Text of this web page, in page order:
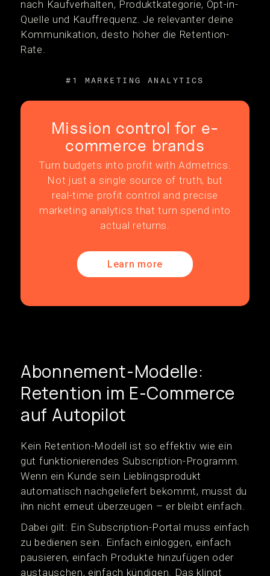
nach Kaufverhalten, Produktkategorie, Opt-in-
Quelle und Kauffrequenz. Je relevanter deine
Kommunikation, desto höher die Retention-
Rate.
#1 MARKETING ANALYTICS
Mission control for e-
commerce brands
Turn budgets into profit with Admetrics.
Not just a single source of truth, but
real-time profit control and precise
marketing analytics that turn spend into
actual returns.
Learn more
Abonnement-Modelle:
Retention im E-Commerce
auf Autopilot
Kein Retention-Modell ist so effektiv wie ein
gut funktionierendes Subscription-Programm.
Wenn ein Kunde sein Lieblingsprodukt
automatisch nachgeliefert bekommt, musst du
ihn nicht erneut überzeugen – er bleibt einfach.
Dabei gilt: Ein Subscription-Portal muss einfach
zu bedienen sein. Einfach einloggen, einfach
pausieren, einfach Produkte hinzufügen oder
austauschen, einfach kündigen. Das klingt